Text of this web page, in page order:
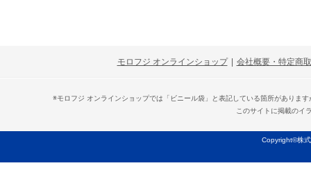
モロフジ オンラインショップ 会社概要・特定商
※モロフジ オンラインショップでは「ビニール袋」と表記している箇所がありま
このサイトに掲載のイ
Copyright©株